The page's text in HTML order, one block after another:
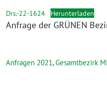
Drs.-22-1624 Herunterladen
Anfrage der GRÜNEN
Anfragen 2021,Gesamtbezirk